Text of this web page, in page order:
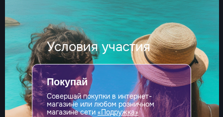
Условия участия
Покупай
Совершай покупки в интернет-
магазине или любом розничном
магазине сети«Подружка»